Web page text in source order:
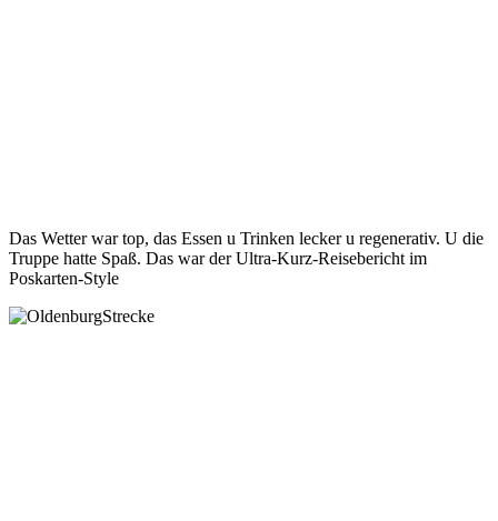
Das Wetter war top, das Essen u Trinken lecker u regenerativ. U die
Truppe hatte Spaß. Das war der Ultra-Kurz-Reisebericht im
Poskarten-Style